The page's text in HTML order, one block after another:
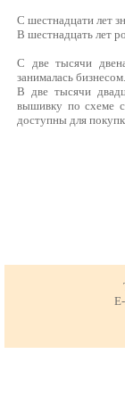
С шестнадцати лет
В шестнадцать лет
С две тысячи
занималась бизнесом.
В две тысячи
вышивку по схеме
доступны для